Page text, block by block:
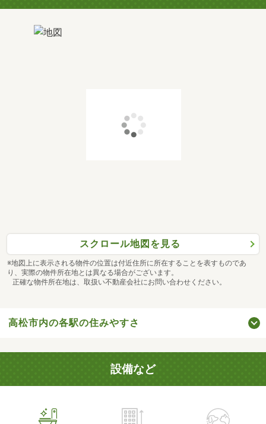
スクロール地図を見る
※地図上に表示される物件の位置は付近住所に所在することを表すものであ
り、実際の物件所在地とは異なる場合がございます。
正確な物件所在地は、取扱い不動産会社にお問い合わせください。
高松市内の各駅の住みやすさ
設備など